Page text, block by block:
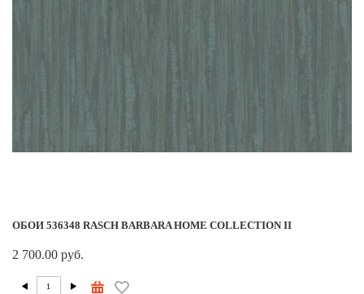
ОБОИ 536348 RASCH BARBARA HOME COLLECTION II
2 700.00 руб.